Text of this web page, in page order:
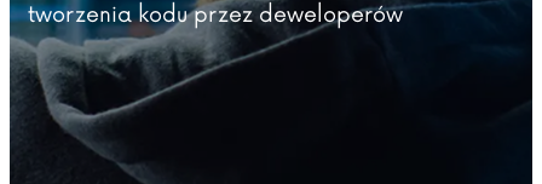
tworzenia kodu przez deweloperów